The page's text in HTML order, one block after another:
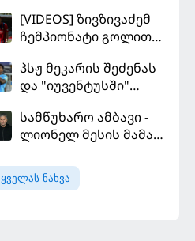
[VIDEOS] ზივზივაძემ
ჩემპიონატი გოლით,
გამარჯვებით დაიწყო
პსჟ მეკარის შეძენას
და "იუვენტუსში"
აპირებს
სამწუხარო ამბავი -
ლიონელ მესის მამა
გარდაიცვალა
ყველას ნახვა